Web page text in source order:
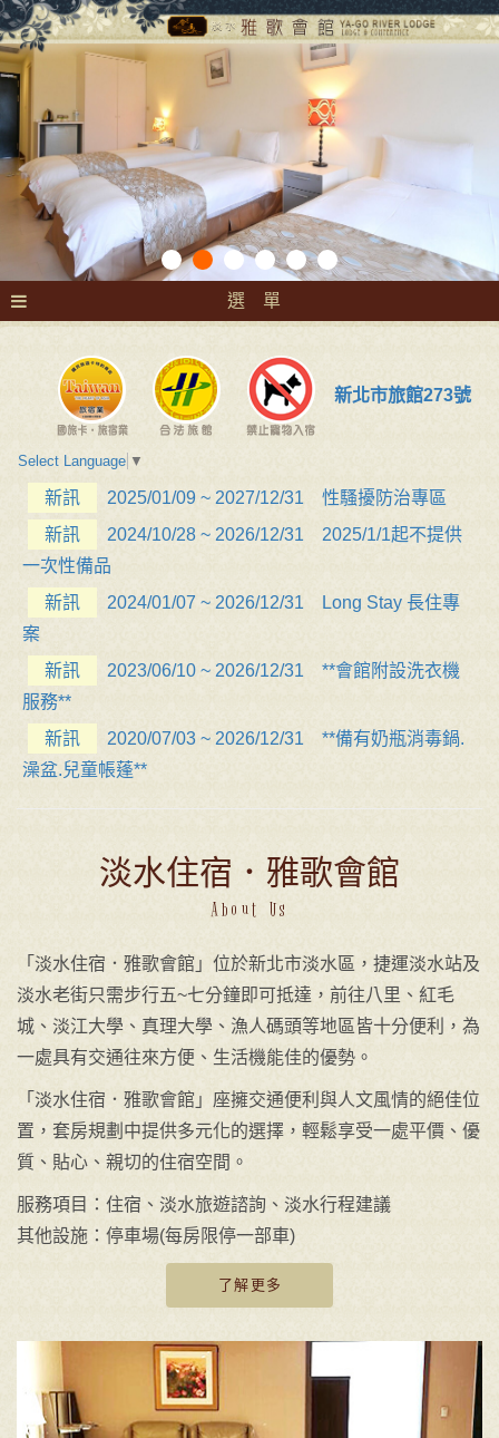
選 單
新北市旅館273號
Select Language ▼
新訊
2025/01/09 ~ 2027/12/31 性騷擾防治專區
新訊
2024/10/28 ~ 2026/12/31 2025/1/1起不提供
一次性備品
新訊
2024/01/07 ~ 2026/12/31 Long Stay 長住專
案
新訊
2023/06/10 ~ 2026/12/31 **會館附設洗衣機
服務**
新訊
2020/07/03 ~ 2026/12/31 **備有奶瓶消毒鍋.
澡盆.兒童帳蓬**
淡水住宿．雅歌會館
About Us
「淡水住宿．雅歌會館」位於新北市淡水區，捷運淡水站及
淡水老街只需步行五~七分鐘即可抵達，前往八里、紅毛
城、淡江大學、真理大學、漁人碼頭等地區皆十分便利，為
一處具有交通往來方便、生活機能佳的優勢。
「淡水住宿．雅歌會館」座擁交通便利與人文風情的絕佳位
置，套房規劃中提供多元化的選擇，輕鬆享受一處平價、優
質、貼心、親切的住宿空間。
服務項目：住宿、淡水旅遊諮詢、淡水行程建議
其他設施：停車場(每房限停一部車)
了解更多